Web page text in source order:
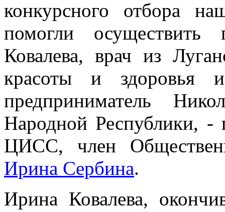
конкурсного отбора
помогли
Ковалева, врач из
красоты и здоровья
предприниматель
Народной Республики, -
ЦИСС, член
Ирина Сербина.
Ирина Ковалева,